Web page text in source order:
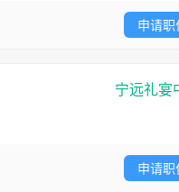
申请职
宁远礼宴
申请职